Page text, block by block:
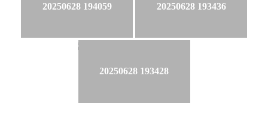
20250628 194059 20250628 193436
20250628 193428